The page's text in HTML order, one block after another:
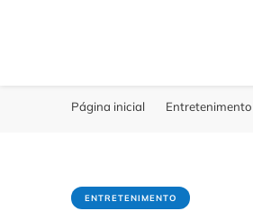
Click Bahia
Página inicial Entretenimento
ENTRETENIMENTO